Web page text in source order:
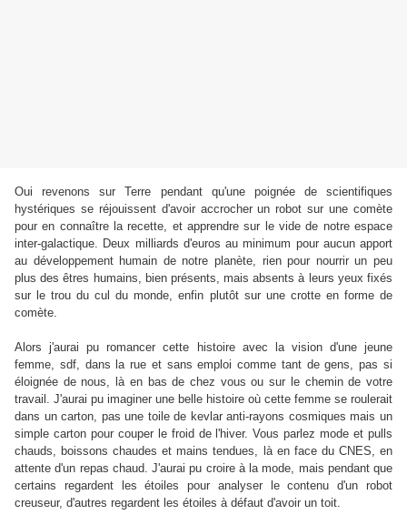
Oui revenons sur Terre pendant qu'une poignée de scientifiques
hystériques se réjouissent d'avoir accrocher un robot sur une comète
pour en connaître la recette, et apprendre sur le vide de notre espace
inter-galactique. Deux milliards d'euros au minimum pour aucun apport
au développement humain de notre planète, rien pour nourrir un peu
plus des êtres humains, bien présents, mais absents à leurs yeux fixés
sur le trou du cul du monde, enfin plutôt sur une crotte en forme de
comète.
Alors j'aurai pu romancer cette histoire avec la vision d'une jeune
femme, sdf, dans la rue et sans emploi comme tant de gens, pas si
éloignée de nous, là en bas de chez vous ou sur le chemin de votre
travail. J'aurai pu imaginer une belle histoire où cette femme se roulerait
dans un carton, pas une toile de kevlar anti-rayons cosmiques mais un
simple carton pour couper le froid de l'hiver. Vous parlez mode et pulls
chauds, boissons chaudes et mains tendues, là en face du CNES, en
attente d'un repas chaud. J'aurai pu croire à la mode, mais pendant que
certains regardent les étoiles pour analyser le contenu d'un robot
creuseur, d'autres regardent les étoiles à défaut d'avoir un toit.